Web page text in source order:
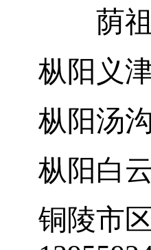
荫祖
枞阳义
枞阳汤
枞阳白
铜陵市